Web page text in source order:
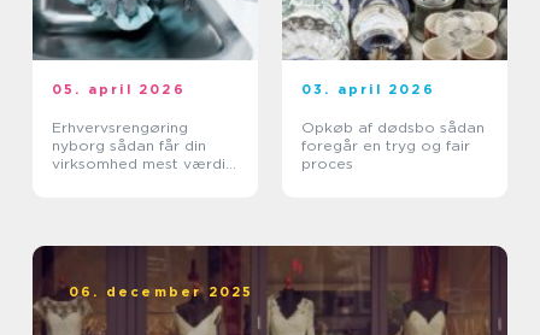
05. april 2026
Erhvervsrengøring
nyborg sådan får din
virksomhed mest værdi
03. april 2026
Opkøb af dødsbo sådan
foregår en tryg og fair
proces
06. december 2025